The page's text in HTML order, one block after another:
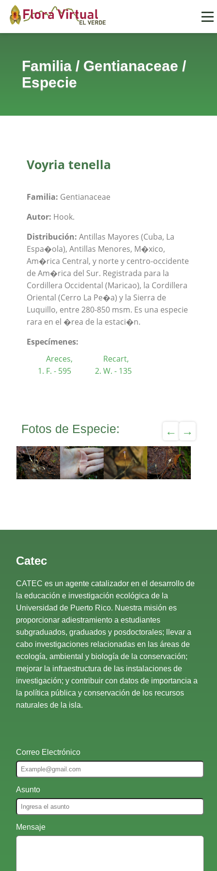
Familia/ Gentianaceae /
Especie
Voyria tenella
Familia: Gentianaceae
Autor: Hook.
Distribución: Antillas Mayores (Cuba, La
Espa�ola), Antillas Menores, M�xico,
Am�rica Central, y norte y centro-occidente
de Am�rica del Sur. Registrada para la
Cordillera Occidental (Maricao), la Cordillera
Oriental (Cerro La Pe�a) y la Sierra de
Luquillo, entre 280-850 msm. Es una especie
rara en el �rea de la estaci�n.
Especímenes:
Areces,
F. - 595
Recart,
W. - 135
Fotos de Especie:
Catec
CATEC es un agente catalizador en el desarrollo de
la educación e investigación ecológica de la
Universidad de Puerto Rico. Nuestra misión es
proporcionar adiestramiento a estudiantes
subgraduados, graduados y posdoctorales; llevar a
cabo investigaciones relacionadas en las áreas de
ecología, ambiental y biología de la conservación;
mejorar la infraestructura de las instalaciones de
investigación; y contribuir con datos de importancia a
la política pública y conservación de los recursos
naturales de la isla.
Correo Electrónico
Asunto
Mensaje